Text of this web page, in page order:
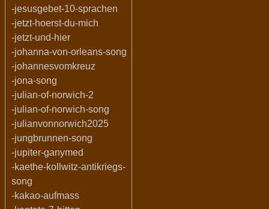
-jesusgebet-10-sprachen
-jetzt-hoerst-du-mich
-jetzt-und-hier
-johanna-von-orleans-song
-johannesvomkreuz
-jona-song
-julian-of-norwich-2
-julian-of-norwich-song
-julianvonnorwich2025
-jungbrunnen-song
-jupiter-ganymed
-kaethe-kollwitz-antikriegs-
song
-kakao-aufmass